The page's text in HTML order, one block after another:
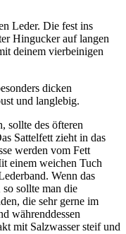
Leder. Die fest ins
Hingucker auf langen
deinem vierbeinigen
dicken
und langlebig.
sollte des öfteren
Sattelfett zieht in das
werden vom Fett
einem weichen Tuch
Wenn das
sollte man die
die sehr gerne im
währenddessen
mit Salzwasser steif und